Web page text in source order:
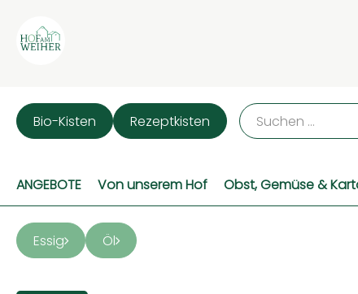
Bio-Kisten Rezeptkisten
ANGEBOTE Von unserem Hof Obst, Gemüse &
Essig Öl